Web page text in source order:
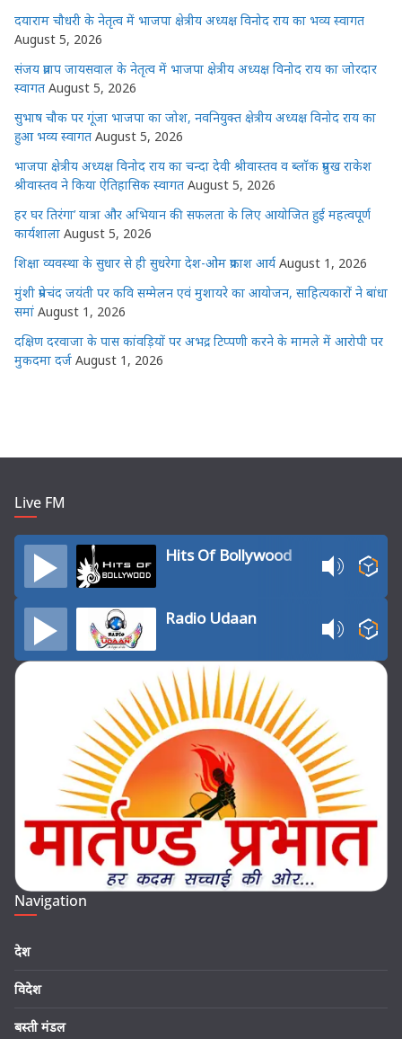
दयाराम चौधरी के नेतृत्व में भाजपा क्षेत्रीय अध्यक्ष विनोद राय का भव्य स्वागत
August 5, 2026
संजय प्रताप जायसवाल के नेतृत्व में भाजपा क्षेत्रीय अध्यक्ष विनोद राय का जोरदार
स्वागत August 5, 2026
सुभाष चौक पर गूंजा भाजपा का जोश, नवनियुक्त क्षेत्रीय अध्यक्ष विनोद राय का
हुआ भव्य स्वागत August 5, 2026
भाजपा क्षेत्रीय अध्यक्ष विनोद राय का चन्दा देवी श्रीवास्तव व ब्लॉक प्रमुख राकेश
श्रीवास्तव ने किया ऐतिहासिक स्वागत August 5, 2026
हर घर तिरंगा’ यात्रा और अभियान की सफलता के लिए आयोजित हुई महत्वपूर्ण
कार्यशाला August 5, 2026
शिक्षा व्यवस्था के सुधार से ही सुधरेगा देश-ओम प्रकाश आर्य August 1, 2026
मुंशी प्रेमचंद जयंती पर कवि सम्मेलन एवं मुशायरे का आयोजन, साहित्यकारों ने बांधा
समां August 1, 2026
दक्षिण दरवाजा के पास कांवड़ियों पर अभद्र टिप्पणी करने के मामले में आरोपी पर
मुकदमा दर्ज August 1, 2026
Live FM
Hits Of Bollywood
Radio Udaan
Navigation
देश
विदेश
बस्ती मंडल